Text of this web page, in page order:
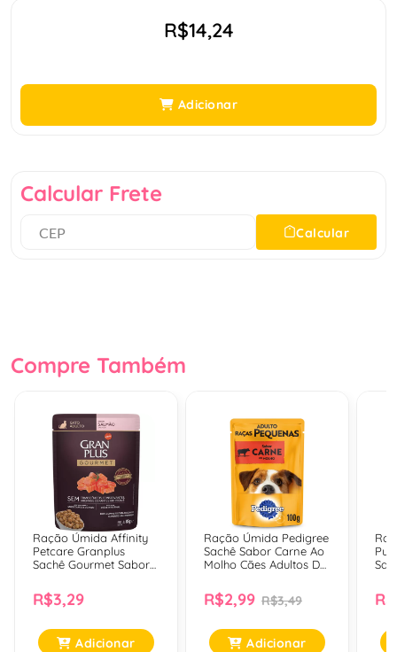
para Caes Pet Flex Vermelho alem de ter um preco
de higienizar.br Indicado para caesbr Facil de higienizarbr
Feito com material resistente.br
R$14,24
Adicionar
Calcular Frete
Calcular
Compre Também
Ração Úmida Affinity
Petcare Granplus
Sachê Gourmet Sabor
Adultos - 85 Gr
R$3,29
Adicionar
Ração Úmida Pedigree
Sachê Sabor Carne Ao
Molho Cães Adultos De
Gr
R$2,99 R$3,49
Adicionar